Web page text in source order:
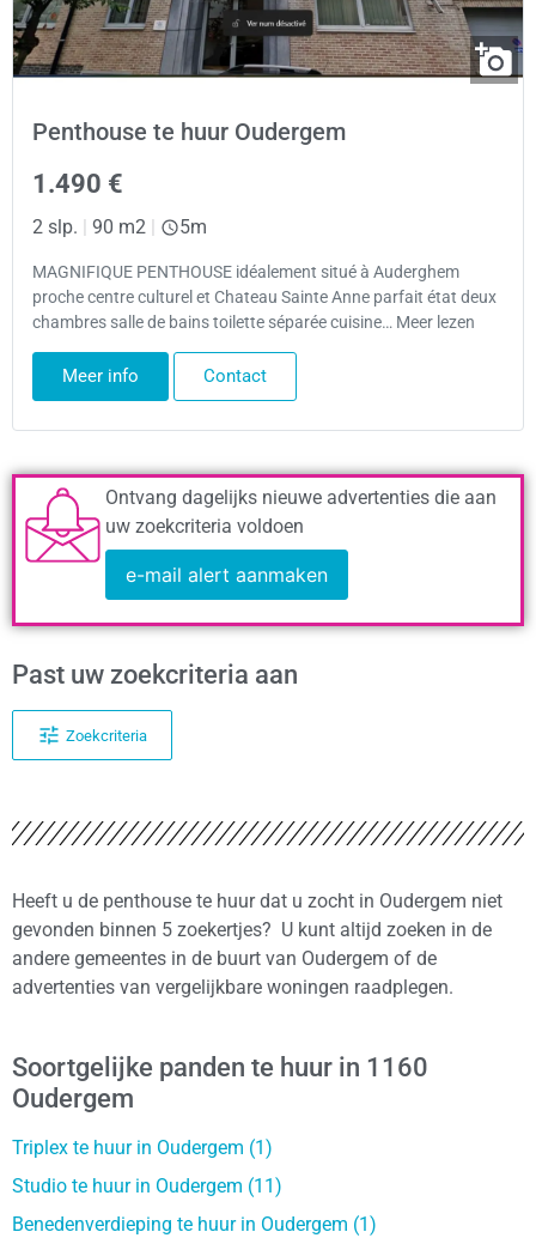
Penthouse te huur Oudergem
1.490 €
2 slp. | 90 m2 | 5m
MAGNIFIQUE PENTHOUSE idéalement situé à Auderghem
proche centre culturel et Chateau Sainte Anne parfait état deux
chambres salle de bains toilette séparée cuisine… Meer lezen
Meer info Contact
Ontvang dagelijks nieuwe advertenties die aan
uw zoekcriteria voldoen
e-mail alert aanmaken
Past uw zoekcriteria aan
Zoekcriteria
Heeft u de penthouse te huur dat u zocht in Oudergem niet
gevonden binnen 5 zoekertjes? U kunt altijd zoeken in de
andere gemeentes in de buurt van Oudergem of de
advertenties van vergelijkbare woningen raadplegen.
Soortgelijke panden te huur in 1160
Oudergem
Triplex te huur in Oudergem (1)
Studio te huur in Oudergem (11)
Benedenverdieping te huur in Oudergem (1)